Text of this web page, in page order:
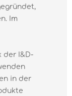
Im
der I&D-
in der